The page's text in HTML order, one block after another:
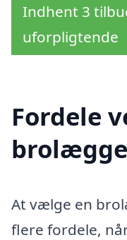
Indhent 3
uforpligtende
Fordele
At vælge en
flere fordele,